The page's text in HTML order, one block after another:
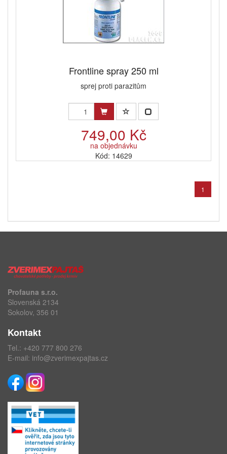
Frontline spray 250 ml
sprej proti parazitům
749,00 Kč
na objednávku
Kód: 14629
1
Profauna s.r.o.
Slovenská 2134
Sokolov, 356 01
Kontakt
Tel.: +420 777 800 276
E-mail: info@zverimexpajtas.cz